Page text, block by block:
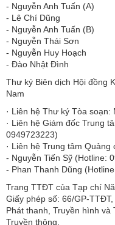
​​​​​​- Nguyễn Anh Tuấn (A)
- Lê Chí Dũng
- Nguyễn Anh Tuấn (B)
- Nguyễn Thái Sơn
- Nguyễn Huy Hoạch
- Đào Nhật Đình
Thư ký Biên dịch Hội đồng
Nam
· Liên hệ Thư ký Tòa
· Liên hệ Giám đốc Trung
0949723223)
· Liên hệ Trung tâm Quảng
- Nguyễn Tiến Sỹ (Hotline:
- Phan Thanh Dũng
Trang TTĐT của Tạp chí
Giấy phép số: 66/GP-
Phát thanh, Truyền hình
Truyền thông.